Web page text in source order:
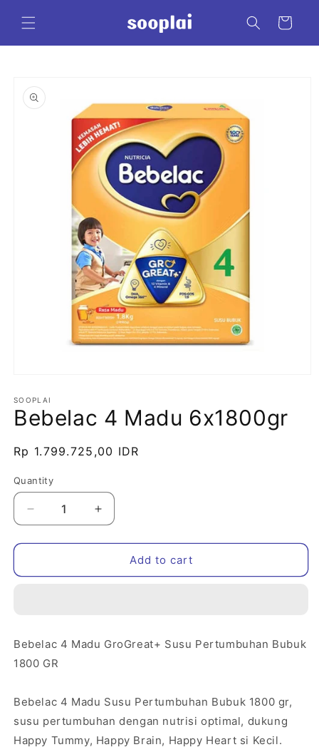
content
Cart
product
information
1
in
modal
SOOPLAI
Bebelac 4 Madu 6x1800gr
Regular
Rp 1.799.725,00 IDR
Quantity
Decrease
quantity
for
4
Increase
quantity
for
Bebelac
4
Add to cart
Bebelac 4 Madu GroGreat+ Susu Pertumbuhan Bubuk
1800 GR
Bebelac 4 Madu Susu Pertumbuhan Bubuk 1800 gr,
susu pertumbuhan dengan nutrisi optimal, dukung
Happy Tummy, Happy Brain, Happy Heart si Kecil.